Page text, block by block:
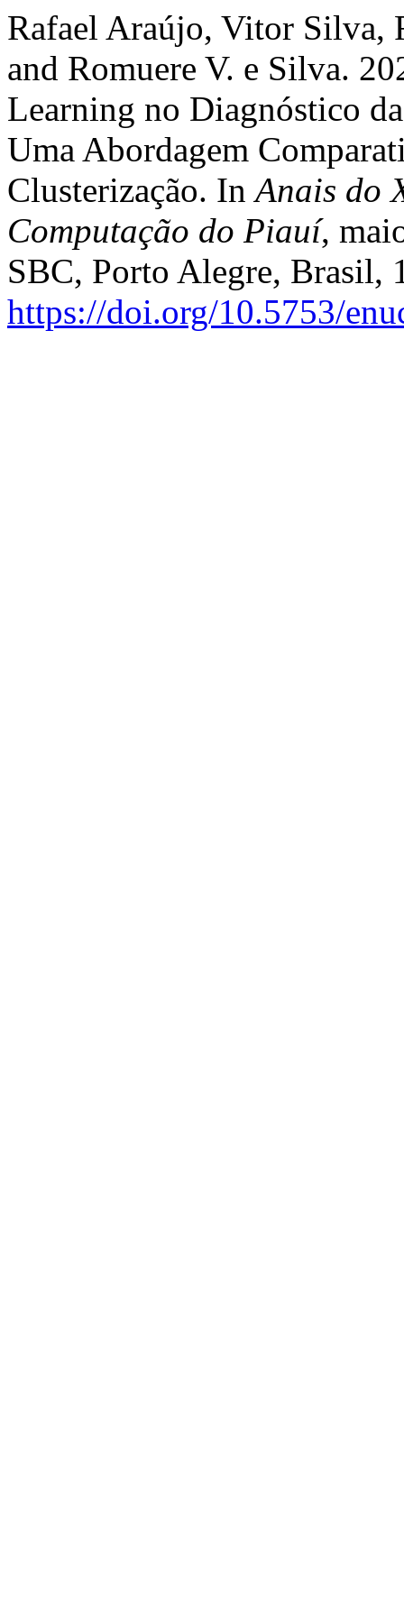
Rafael Araújo, Vitor Silva,
and Romuere V. e Silva.
Learning no Diagnóstico
Uma Abordagem
Clusterização. InAnais do
Computação do Piauí,
SBC, Porto Alegre, Brasil,
https://doi.org/10.5753/